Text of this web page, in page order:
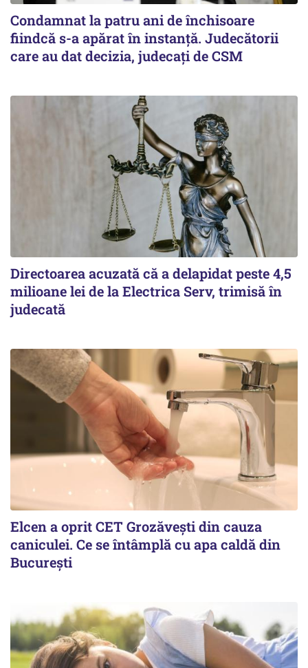
Condamnat la patru ani de închisoare
fiindcă s-a apărat în instanță. Judecătorii
care au dat decizia, judecați de CSM
Directoarea acuzată că a delapidat peste 4,5
milioane lei de la Electrica Serv, trimisă în
judecată
Elcen a oprit CET Grozăvești din cauza
caniculei. Ce se întâmplă cu apa caldă din
București